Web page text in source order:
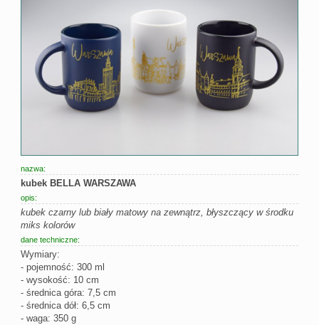
nazwa:
kubek BELLA WARSZAWA
opis:
kubek czarny lub biały matowy na zewnątrz, błyszczący w środku
miks kolorów
dane techniczne:
Wymiary:
- pojemność: 300 ml
- wysokość: 10 cm
- średnica góra: 7,5 cm
- średnica dół: 6,5 cm
- waga: 350 g